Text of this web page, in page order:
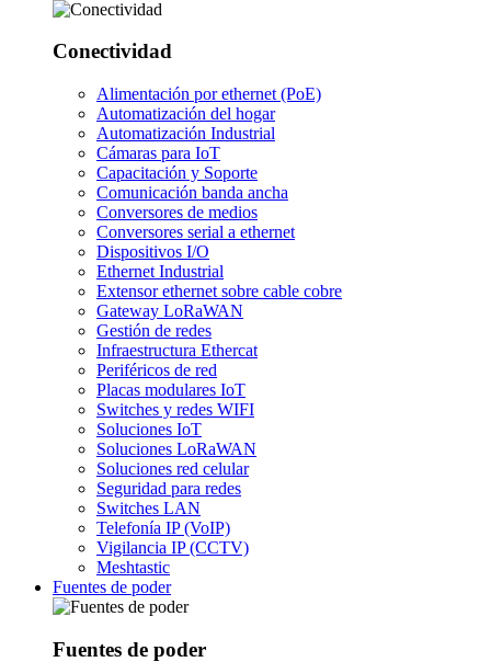
Conectividad
Alimentación por ethernet (PoE)
Automatización del hogar
Automatización Industrial
Cámaras para IoT
Capacitación y Soporte
Comunicación banda ancha
Conversores de medios
Conversores serial a ethernet
Dispositivos I/O
Ethernet Industrial
Extensor ethernet sobre cable cobre
Gateway LoRaWAN
Gestión de redes
Infraestructura Ethercat
Periféricos de red
Placas modulares IoT
Switches y redes WIFI
Soluciones IoT
Soluciones LoRaWAN
Soluciones red celular
Seguridad para redes
Switches LAN
Telefonía IP (VoIP)
Vigilancia IP (CCTV)
Meshtastic
Fuentes de poder
Fuentes de poder